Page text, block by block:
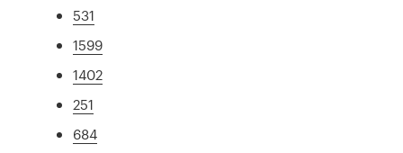
531
1599
1402
251
684